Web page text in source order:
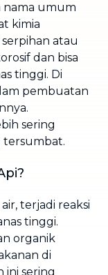
nama umum
kimia
atau
dan bisa
tinggi. Di
pembuatan
sering
tersumbat.
terjadi reaksi
tinggi.
organik
di
ini sering